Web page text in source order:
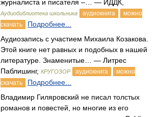
журналиста и писателя –… — ИДДК,
Аудиобиблиотека школьника аудиокнига
можно
скачать
Подробнее...
Аудиозапись с участием Михаила Козакова.
Этой книге нет равных и подобных в нашей
литературе. Знаменитые… — Литрес
Паблишинг, КРУГОЗОР аудиокнига
можно
скачать
Подробнее...
Владимир Гиляровский не писал толстых
романов и повестей, но многие из его